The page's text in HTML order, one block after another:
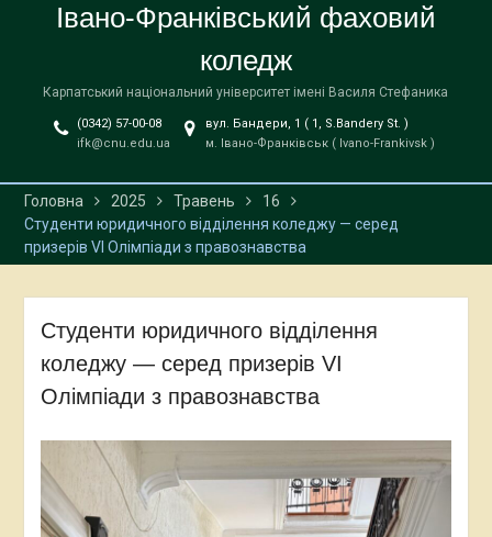
Івано-Франківський фаховий
коледж
Карпатський національний університет імені Василя Стефаника
(0342) 57-00-08
ifk@cnu.edu.ua
вул. Бандери, 1 ( 1, S.Bandery St. )
м. Івано-Франківськ ( Ivano-Frankivsk )
Головна 2025 Травень
16
Студенти юридичного відділення коледжу — серед
призерів VI Олімпіади з правознавства
Студенти юридичного відділення
коледжу — серед призерів VI
Олімпіади з правознавства